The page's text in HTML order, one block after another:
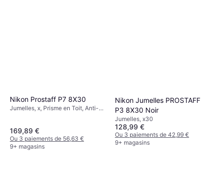
Nikon Prostaff P7 8X30
Jumelles, x, Prisme en Toit, Anti-
169,89 €
Ou 3 paiements de 56,63 €
9+ magasins
Nikon Jumelles PROSTAFF
P3 8X30 Noir
Jumelles, x30
128,99 €
Ou 3 paiements de 42,99 €
9+ magasins